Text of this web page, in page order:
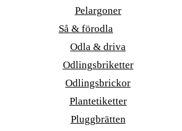
Pelargoner
Så & förodla
Odla & driva
Odlingsbriketter
Odlingsbrickor
Plantetiketter
Pluggbrätten